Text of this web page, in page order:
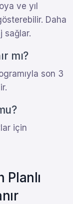
ve yıl
Daha
sağlar.
mı?
son 3
için
Planlı